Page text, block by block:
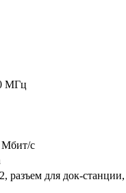
МГц
Мбит/c
разъем для док-